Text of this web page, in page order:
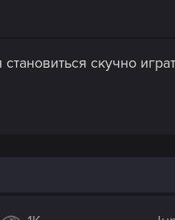
скучно